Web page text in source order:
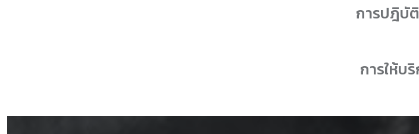
การปฎิบั
การให้บ